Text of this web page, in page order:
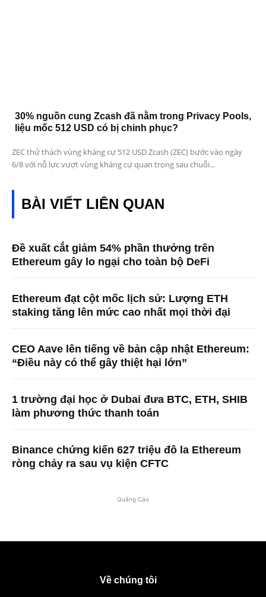
30% nguồn cung Zcash đã nằm trong Privacy Pools,
liệu mốc 512 USD có bị chinh phục?
ZEC thử thách vùng kháng cự 512 USD Zcash (ZEC) bước vào ngày
6/8 với nỗ lực vượt vùng kháng cự quan trọng sau chuỗi...
BÀI VIẾT LIÊN QUAN
Đề xuất cắt giảm 54% phần thưởng trên
Ethereum gây lo ngại cho toàn bộ DeFi
Ethereum đạt cột mốc lịch sử: Lượng ETH
staking tăng lên mức cao nhất mọi thời đại
CEO Aave lên tiếng về bản cập nhật Ethereum:
“Điều này có thể gây thiệt hại lớn”
1 trường đại học ở Dubai đưa BTC, ETH, SHIB
làm phương thức thanh toán
Binance chứng kiến ​​627 triệu đô la Ethereum
ròng chảy ra sau vụ kiện CFTC
Quảng Cáo
Về chúng tôi